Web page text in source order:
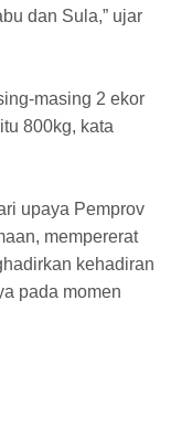
dan Sula,” ujar
masing 2 ekor
800kg, kata
upaya Pemprov
mempererat
kehadiran
pada momen